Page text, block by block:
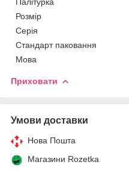
Розмір
Серія
Стандарт паковання
Мова
Приховати
Умови доставки
Нова Пошта
Магазини Rozetka